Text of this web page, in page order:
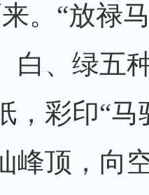
。“放禄
白、绿五
，彩印“马
峰顶，向